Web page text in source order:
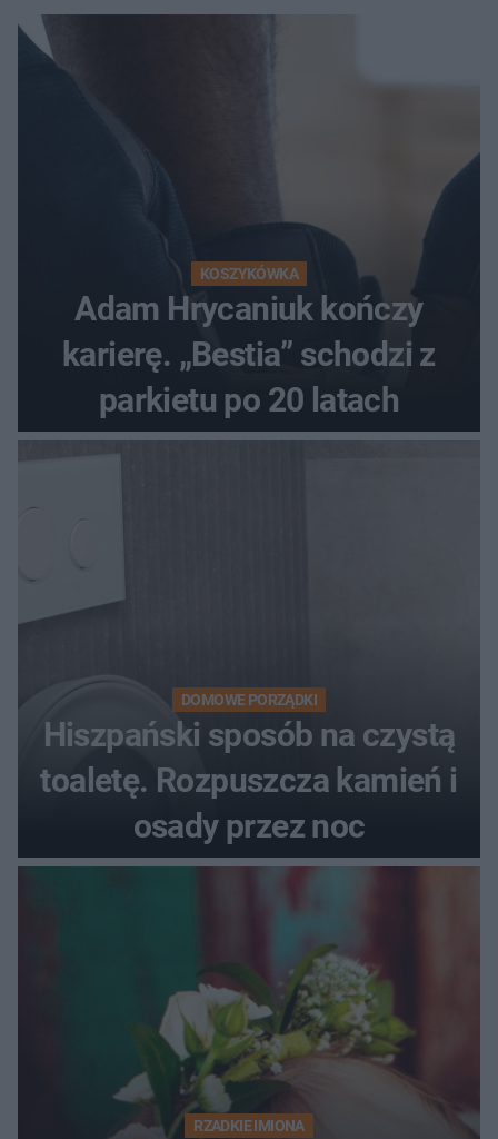
KOSZYKÓWKA
Adam Hrycaniuk kończy
karierę. „Bestia” schodzi z
parkietu po 20 latach
DOMOWE PORZĄDKI
Hiszpański sposób na czystą
toaletę. Rozpuszcza kamień i
osady przez noc
RZADKIE IMIONA